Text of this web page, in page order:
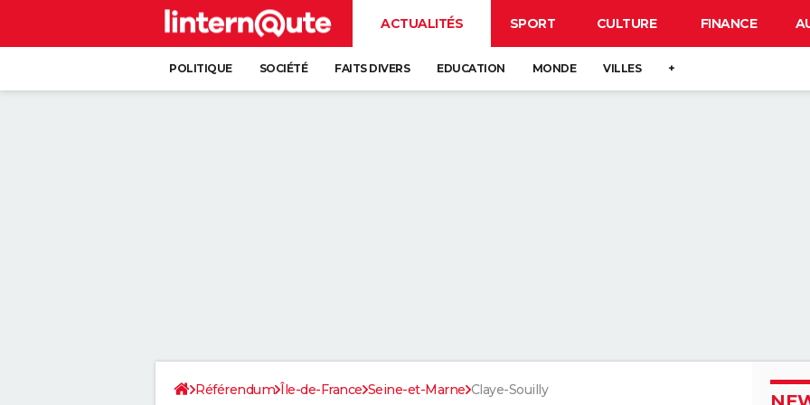
ACTUALITÉS SPORT CULTURE FINANCE
POLITIQUE SOCIÉTÉ FAITS DIVERS EDUCATION MONDE VILLES +
Référendum Île-de-France Seine-et-Marne Claye-Souilly